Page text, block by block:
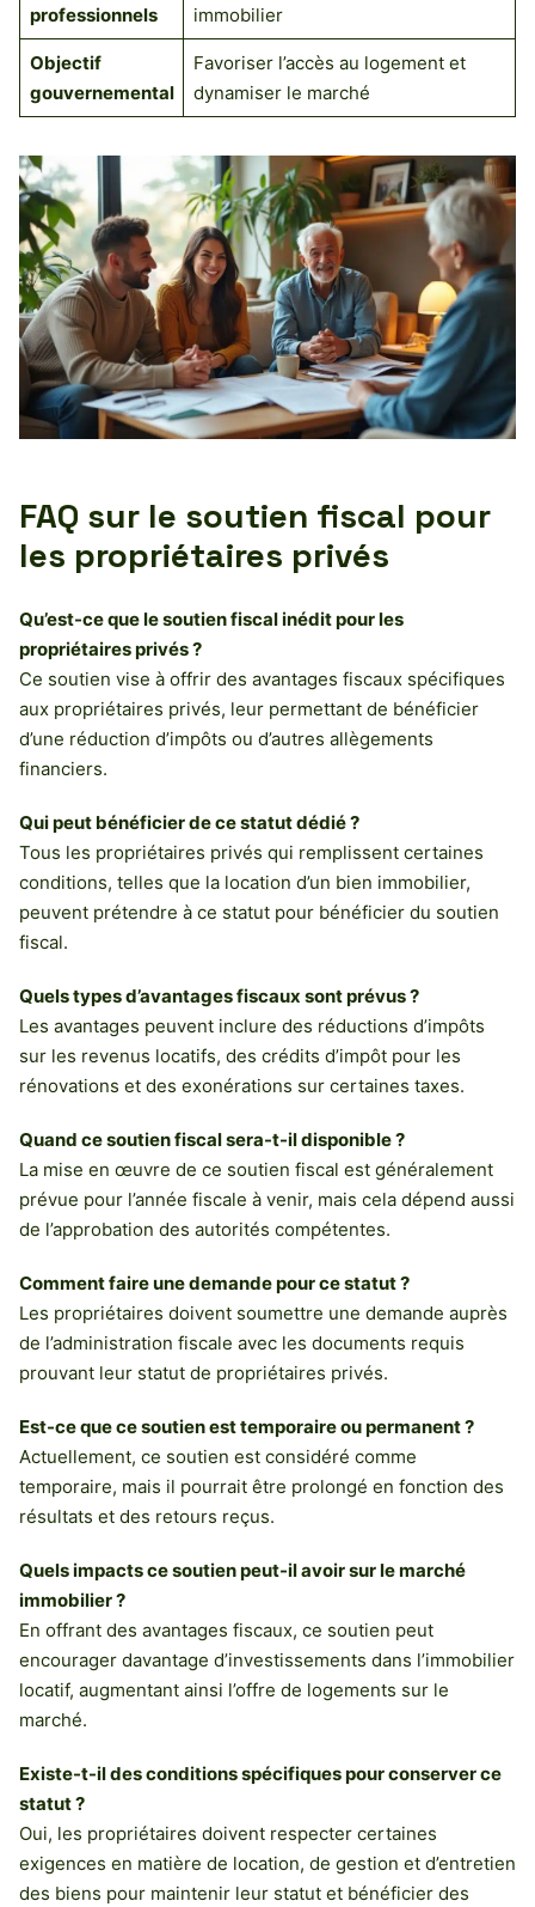
professionnels immobilier
Objectif
gouvernemental
Favoriser l’accès au logement et
dynamiser le marché
FAQ sur le soutien fiscal pour
les propriétaires privés
Qu’est-ce que le soutien fiscal inédit pour les
propriétaires privés ?
Ce soutien vise à offrir des avantages fiscaux spécifiques
aux propriétaires privés, leur permettant de bénéficier
d’une réduction d’impôts ou d’autres allègements
financiers.
Qui peut bénéficier de ce statut dédié ?
Tous les propriétaires privés qui remplissent certaines
conditions, telles que la location d’un bien immobilier,
peuvent prétendre à ce statut pour bénéficier du soutien
fiscal.
Quels types d’avantages fiscaux sont prévus ?
Les avantages peuvent inclure des réductions d’impôts
sur les revenus locatifs, des crédits d’impôt pour les
rénovations et des exonérations sur certaines taxes.
Quand ce soutien fiscal sera-t-il disponible ?
La mise en œuvre de ce soutien fiscal est généralement
prévue pour l’année fiscale à venir, mais cela dépend aussi
de l’approbation des autorités compétentes.
Comment faire une demande pour ce statut ?
Les propriétaires doivent soumettre une demande auprès
de l’administration fiscale avec les documents requis
prouvant leur statut de propriétaires privés.
Est-ce que ce soutien est temporaire ou permanent ?
Actuellement, ce soutien est considéré comme
temporaire, mais il pourrait être prolongé en fonction des
résultats et des retours reçus.
Quels impacts ce soutien peut-il avoir sur le marché
immobilier ?
En offrant des avantages fiscaux, ce soutien peut
encourager davantage d’investissements dans l’immobilier
locatif, augmentant ainsi l’offre de logements sur le
marché.
Existe-t-il des conditions spécifiques pour conserver ce
statut ?
Oui, les propriétaires doivent respecter certaines
exigences en matière de location, de gestion et d’entretien
des biens pour maintenir leur statut et bénéficier des